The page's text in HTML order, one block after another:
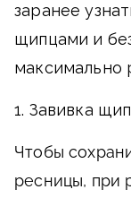
заранее
щипцами и
максимально
1. Завивка
Чтобы
ресницы, при